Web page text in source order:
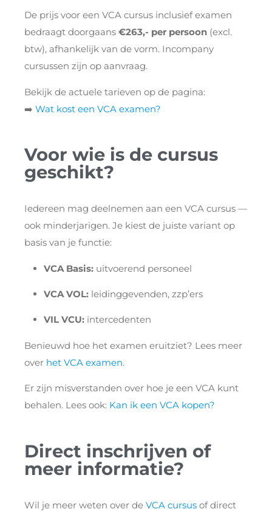
De prijs voor een VCA cursus inclusief examen
bedraagt doorgaans €263,- per persoon (excl.
btw), afhankelijk van de vorm. Incompany
cursussen zijn op aanvraag.
Bekijk de actuele tarieven op de pagina:
➡️ Wat kost een VCA examen?
Voor wie is de cursus
geschikt?
Iedereen mag deelnemen aan een VCA cursus —
ook minderjarigen. Je kiest de juiste variant op
basis van je functie:
VCA Basis: uitvoerend personeel
VCA VOL: leidinggevenden, zzp’ers
VIL VCU: intercedenten
Benieuwd hoe het examen eruitziet? Lees meer
over het VCA examen.
Er zijn misverstanden over hoe je een VCA kunt
behalen. Lees ook: Kan ik een VCA kopen?
Direct inschrijven of
meer informatie?
Wil je meer weten over de VCA cursus of direct